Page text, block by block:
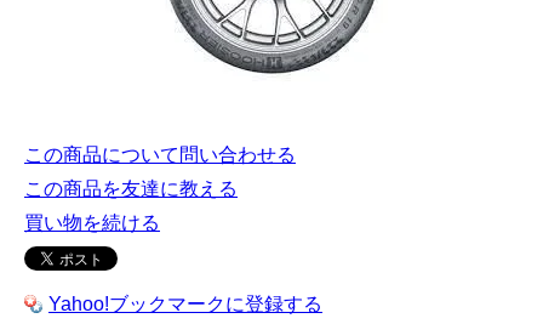
この商品について問い合わせる
この商品を友達に教える
買い物を続ける
Yahoo!ブックマークに登録する